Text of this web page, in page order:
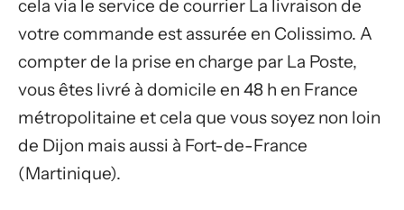
cela via le service de courrier La livraison de
votre commande est assurée en Colissimo. A
compter de la prise en charge par La Poste,
vous êtes livré à domicile en 48 h en France
métropolitaine et cela que vous soyez non loin
de Dijon mais aussi à Fort-de-France
(Martinique).